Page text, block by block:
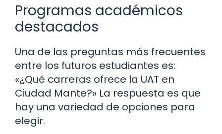
Programas académicos
destacados
Una de las preguntas más frecuentes
entre los futuros estudiantes es:
«¿Qué carreras ofrece la UAT en
Ciudad Mante?» La respuesta es que
hay una variedad de opciones para
elegir.